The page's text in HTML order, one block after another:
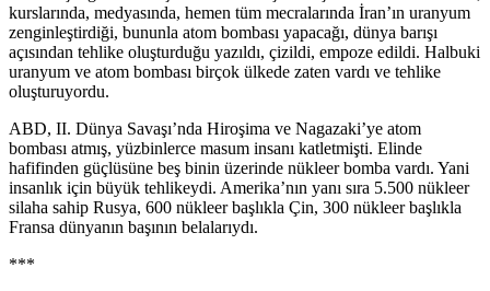
kurslarında, medyasında, hemen tüm mecralarında İran’ın uranyum
zenginleştirdiği, bununla atom bombası yapacağı, dünya barışı
açısından tehlike oluşturduğu yazıldı, çizildi, empoze edildi. Halbuki
uranyum ve atom bombası birçok ülkede zaten vardı ve tehlike
oluşturuyordu.
ABD, II. Dünya Savaşı’nda Hiroşima ve Nagazaki’ye atom
bombası atmış, yüzbinlerce masum insanı katletmişti. Elinde
hafifinden güçlüsüne beş binin üzerinde nükleer bomba vardı. Yani
insanlık için büyük tehlikeydi. Amerika’nın yanı sıra 5.500 nükleer
silaha sahip Rusya, 600 nükleer başlıkla Çin, 300 nükleer başlıkla
Fransa dünyanın başının belalarıydı.
***